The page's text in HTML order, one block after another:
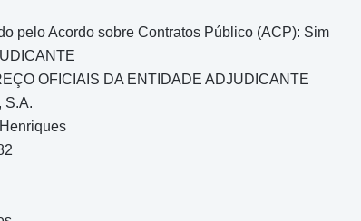
pelo Acordo sobre Contratos Público (ACP): Sim
OFICIAIS DA ENTIDADE ADJUDICANTE
S.A.